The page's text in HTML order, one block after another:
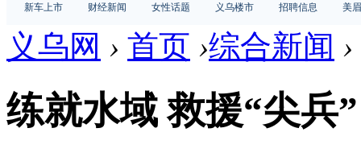
新车上市
财经新闻 女性话题 义乌楼市 招聘信息 美
义乌网 › 首页 ›综合新闻 ›
练就水域 救援“尖兵”